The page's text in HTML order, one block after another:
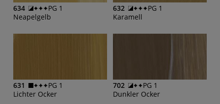
634
PG 1
Neapelgelb
632
PG 1
Karamell
631
PG 1
Lichter Ocker
702
PG 1
Dunkler Ocker